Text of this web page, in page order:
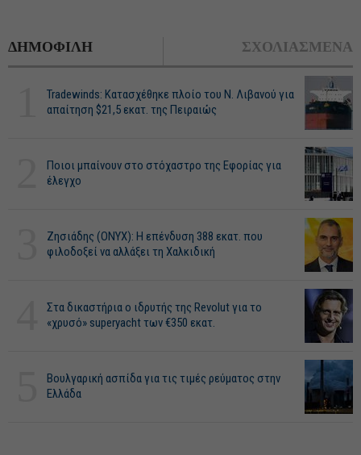
ΔΗΜΟΦΙΛΗ ΣΧΟΛΙΑΣΜΕΝΑ
Tradewinds: Κατασχέθηκε πλοίο του Ν. Λιβανού για
απαίτηση $21,5 εκατ. της Πειραιώς
Ποιοι μπαίνουν στο στόχαστρο της Εφορίας για
έλεγχο
Ζησιάδης (ONYX): Η επένδυση 388 εκατ. που
φιλοδοξεί να αλλάξει τη Χαλκιδική
Στα δικαστήρια ο ιδρυτής της Revolut για το
«χρυσό» superyacht των €350 εκατ.
Βουλγαρική ασπίδα για τις τιμές ρεύματος στην
Ελλάδα